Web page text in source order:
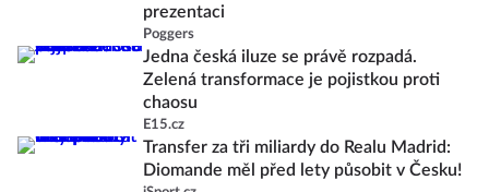
prezentaci
Poggers
Jedna česká iluze se právě rozpadá.
Zelená transformace je pojistkou proti
chaosu
E15.cz
Transfer za tři miliardy do Realu Madrid:
Diomande měl před lety působit v Česku!